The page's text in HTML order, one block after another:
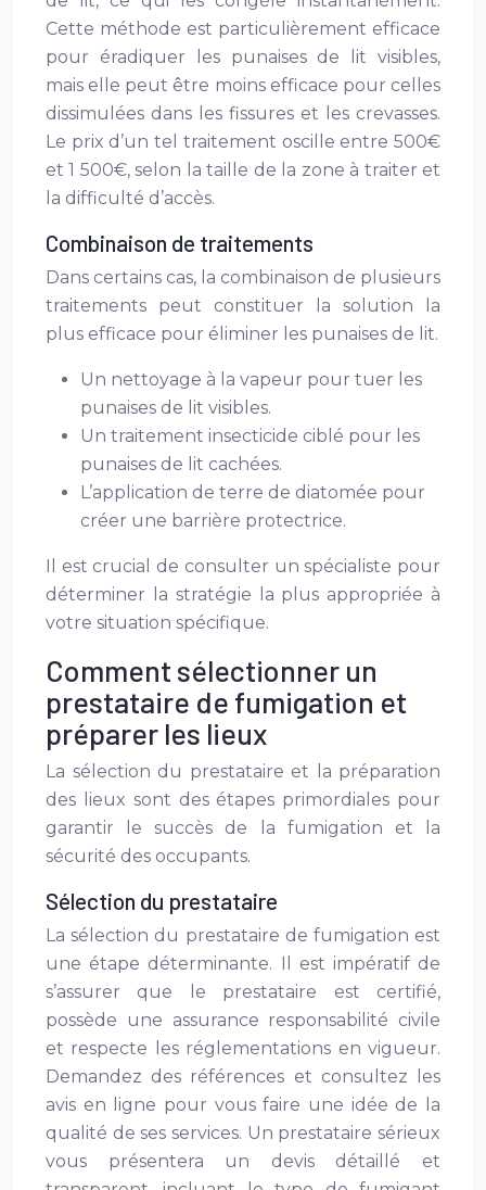
Cette méthode est particulièrement efficace
pour éradiquer les punaises de lit visibles,
mais elle peut être moins efficace pour celles
dissimulées dans les fissures et les crevasses.
Le prix d’un tel traitement oscille entre 500€
et 1 500€, selon la taille de la zone à traiter et
la difficulté d’accès.
Combinaison de traitements
Dans certains cas, la combinaison de plusieurs
traitements peut constituer la solution la
plus efficace pour éliminer les punaises de lit.
Un nettoyage à la vapeur pour tuer les
punaises de lit visibles.
Un traitement insecticide ciblé pour les
punaises de lit cachées.
L’application de terre de diatomée pour
créer une barrière protectrice.
Il est crucial de consulter un spécialiste pour
déterminer la stratégie la plus appropriée à
votre situation spécifique.
Comment sélectionner un
prestataire de fumigation et
préparer les lieux
La sélection du prestataire et la préparation
des lieux sont des étapes primordiales pour
garantir le succès de la fumigation et la
sécurité des occupants.
Sélection du prestataire
La sélection du prestataire de fumigation est
une étape déterminante. Il est impératif de
s’assurer que le prestataire est certifié,
possède une assurance responsabilité civile
et respecte les réglementations en vigueur.
Demandez des références et consultez les
avis en ligne pour vous faire une idée de la
qualité de ses services. Un prestataire sérieux
vous présentera un devis détaillé et